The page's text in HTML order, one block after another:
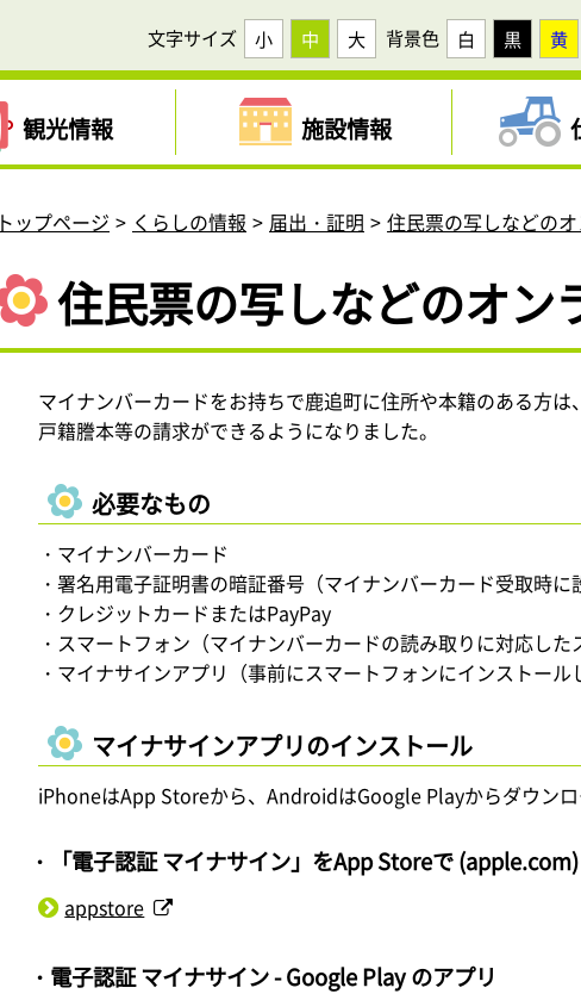
文字サイズ 小 中 大 背景色 白 黒 黄
観光情報 施設情報
トップページ くらしの情報 届出・証明 住民票の写しなどの
住民票の写しなどのオン
マイナンバーカードをお持ちで鹿追町に住所や本籍のある方
戸籍謄本等の請求ができるようになりました。
必要なもの
・マイナンバーカード
・署名用電子証明書の暗証番号（マイナンバーカード受取時
・クレジットカードまたはPayPay
・スマートフォン（マイナンバーカードの読み取りに対応し
・マイナサインアプリ（事前にスマートフォンにインストー
マイナサインアプリのインストール
iPhoneはApp Storeから、AndroidはGoogle Playからダウン
・「電子認証 マイナサイン」をApp Storeで (apple.com)
appstore
・電子認証 マイナサイン - Google Play のアプリ